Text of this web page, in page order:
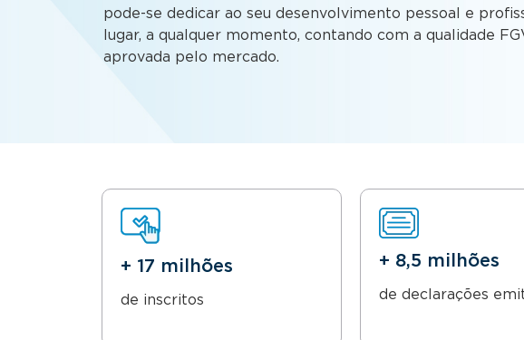
pode-se dedicar ao seu desenvolvimento pessoal e
lugar, a qualquer momento, contando com a qualidade
aprovada pelo mercado.
+ 17 milhões
de inscritos
+ 8,5 milhões
de declarações